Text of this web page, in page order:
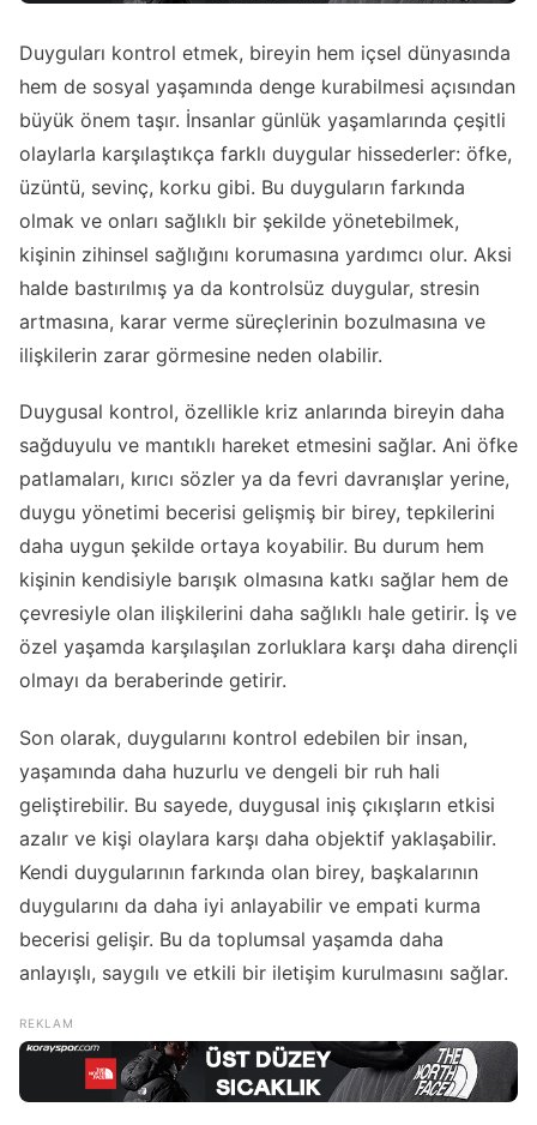
Duyguları kontrol etmek, bireyin hem içsel dünyasında
hem de sosyal yaşamında denge kurabilmesi açısından
büyük önem taşır. İnsanlar günlük yaşamlarında çeşitli
olaylarla karşılaştıkça farklı duygular hissederler: öfke,
üzüntü, sevinç, korku gibi. Bu duyguların farkında
olmak ve onları sağlıklı bir şekilde yönetebilmek,
kişinin zihinsel sağlığını korumasına yardımcı olur. Aksi
halde bastırılmış ya da kontrolsüz duygular, stresin
artmasına, karar verme süreçlerinin bozulmasına ve
ilişkilerin zarar görmesine neden olabilir.
Duygusal kontrol, özellikle kriz anlarında bireyin daha
sağduyulu ve mantıklı hareket etmesini sağlar. Ani öfke
patlamaları, kırıcı sözler ya da fevri davranışlar yerine,
duygu yönetimi becerisi gelişmiş bir birey, tepkilerini
daha uygun şekilde ortaya koyabilir. Bu durum hem
kişinin kendisiyle barışık olmasına katkı sağlar hem de
çevresiyle olan ilişkilerini daha sağlıklı hale getirir. İş ve
özel yaşamda karşılaşılan zorluklara karşı daha dirençli
olmayı da beraberinde getirir.
Son olarak, duygularını kontrol edebilen bir insan,
yaşamında daha huzurlu ve dengeli bir ruh hali
geliştirebilir. Bu sayede, duygusal iniş çıkışların etkisi
azalır ve kişi olaylara karşı daha objektif yaklaşabilir.
Kendi duygularının farkında olan birey, başkalarının
duygularını da daha iyi anlayabilir ve empati kurma
becerisi gelişir. Bu da toplumsal yaşamda daha
anlayışlı, saygılı ve etkili bir iletişim kurulmasını sağlar.